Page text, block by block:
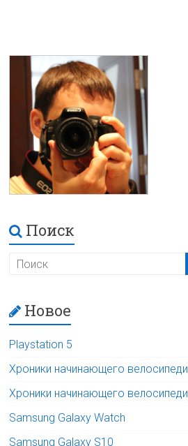
Поиск
Новое
Playstation 5
Хроники начинающего
Хроники начинающего
Samsung Galaxy Watch
Samsung Galaxy S10